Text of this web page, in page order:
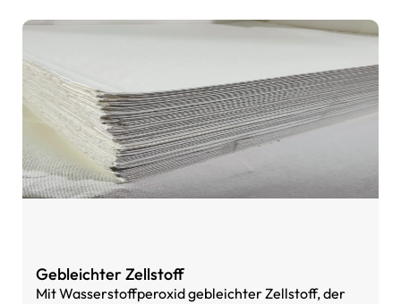
Gebleichter Zellstoff
Mit Wasserstoffperoxid gebleichter Zellstoff, der